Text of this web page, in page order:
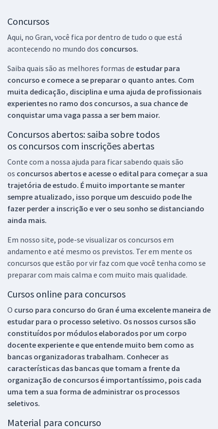
Concursos
Aqui, no Gran, você fica por dentro de tudo o que está
acontecendo no mundo dos concursos.
Saiba quais são as melhores formas de estudar para
concurso e comece a se preparar o quanto antes. Com
muita dedicação, disciplina e uma ajuda de profissionais
experientes no ramo dos concursos, a sua chance de
conquistar uma vaga passa a ser bem maior.
Concursos abertos: saiba sobre todos
os concursos com inscrições abertas
Conte com a nossa ajuda para ficar sabendo quais são
os concursos abertos e acesse o edital para começar a sua
trajetória de estudo. É muito importante se manter
sempre atualizado, isso porque um descuido pode lhe
fazer perder a inscrição e ver o seu sonho se distanciando
ainda mais.
Em nosso site, pode-se visualizar os concursos em
andamento e até mesmo os previstos. Ter em mente os
concursos que estão por vir faz com que você tenha como se
preparar com mais calma e com muito mais qualidade.
Cursos online para concursos
O curso para concurso do Gran é uma excelente maneira de
estudar para o processo seletivo. Os nossos cursos são
constituídos por módulos elaborados por um corpo
docente experiente e que entende muito bem como as
bancas organizadoras trabalham. Conhecer as
características das bancas que tomam a frente da
organização de concursos é importantíssimo, pois cada
uma tem a sua forma de administrar os processos
seletivos.
Material para concurso